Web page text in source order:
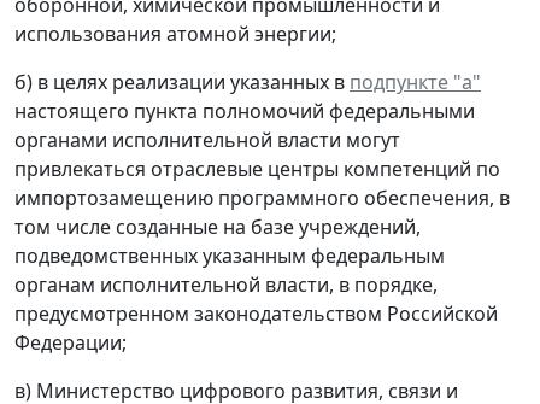
оборонной, химической промышленности и
использования атомной энергии;
б) в целях реализации указанных в подпункте "а"
настоящего пункта полномочий федеральными
органами исполнительной власти могут
привлекаться отраслевые центры компетенций по
импортозамещению программного обеспечения, в
том числе созданные на базе учреждений,
подведомственных указанным федеральным
органам исполнительной власти, в порядке,
предусмотренном законодательством Российской
Федерации;
в) Министерство цифрового развития, связи и